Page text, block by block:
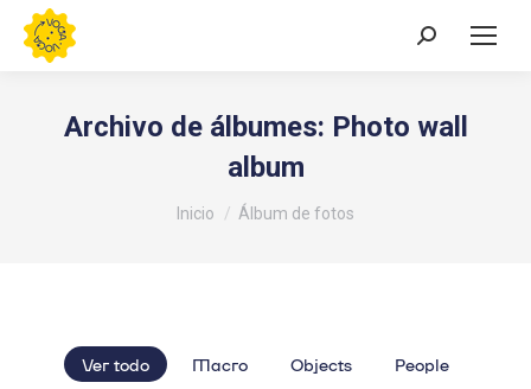
Buscar:
Archivo de álbumes: Photo wall
album
Estás aquí:
Inicio Álbum de fotos
Ver todo Macro Objects
People